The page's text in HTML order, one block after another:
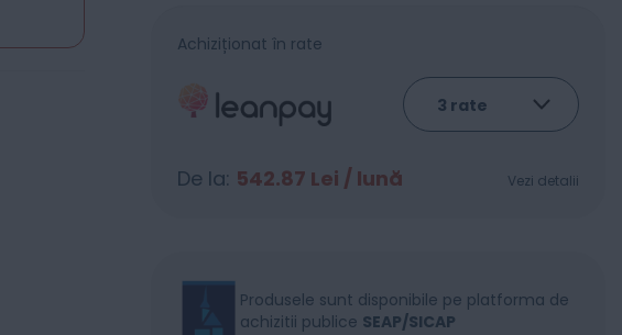
Achiziționat în rate
De la: 542.87 Lei / lună Vezi detalii
Produsele sunt disponibile pe platforma de
achizitii publice SEAP/SICAP